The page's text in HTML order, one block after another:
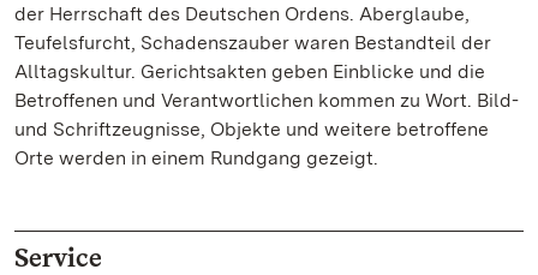
der Herrschaft des Deutschen Ordens. Aberglaube,
Teufelsfurcht, Schadenszauber waren Bestandteil der
Alltagskultur. Gerichtsakten geben Einblicke und die
Betroffenen und Verantwortlichen kommen zu Wort. Bild-
und Schriftzeugnisse, Objekte und weitere betroffene
Orte werden in einem Rundgang gezeigt.
Service